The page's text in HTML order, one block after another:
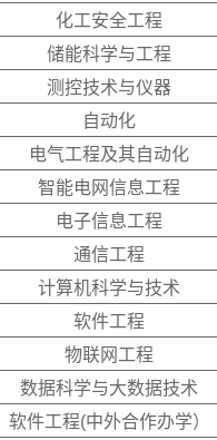
化工安全工程
储能科学与工程
测控技术与仪器
自动化
电气工程及其自动化
智能电网信息工程
电子信息工程
通信工程
计算机科学与技术
软件工程
物联网工程
数据科学与大数据技术
软件工程(中外合作办学）